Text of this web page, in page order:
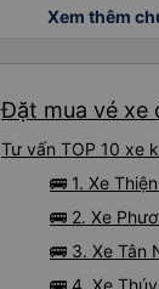
Xem thêm
Đặt mua vé xe
Tư vấn TOP 10 xe
🚌 1. Xe
🚌 2. Xe
🚌 3. Xe Tân